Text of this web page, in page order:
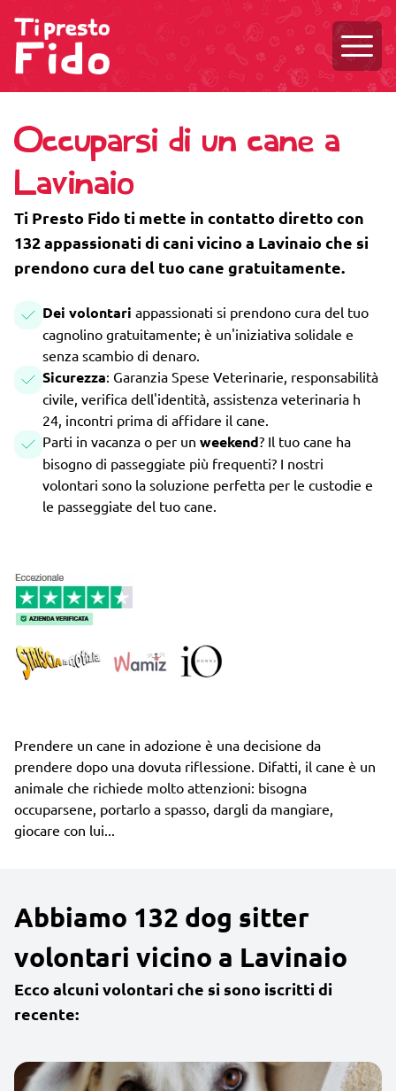
Occuparsi di un cane a
Lavinaio
Ti Presto Fido ti mette in contatto diretto con
132 appassionati di cani vicino a Lavinaio che si
prendono cura del tuo cane gratuitamente.
Dei volontari appassionati si prendono cura del tuo
cagnolino gratuitamente; è un'iniziativa solidale e
senza scambio di denaro.
Sicurezza: Garanzia Spese Veterinarie, responsabilità
civile, verifica dell'identità, assistenza veterinaria h
24, incontri prima di affidare il cane.
Parti in vacanza o per un weekend? Il tuo cane ha
bisogno di passeggiate più frequenti? I nostri
volontari sono la soluzione perfetta per le custodie e
le passeggiate del tuo cane.
Prendere un cane in adozione è una decisione da
prendere dopo una dovuta riflessione. Difatti, il cane è un
animale che richiede molto attenzioni: bisogna
occuparsene, portarlo a spasso, dargli da mangiare,
giocare con lui...
Abbiamo 132 dog sitter
volontari vicino a Lavinaio
Ecco alcuni volontari che si sono iscritti di
recente: